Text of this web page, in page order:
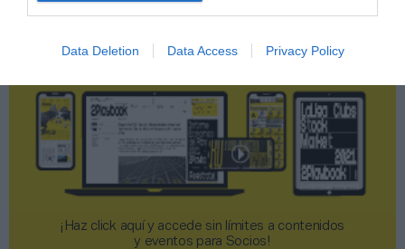
Data Deletion Data Access Privacy Policy
¡Haz click aquí y accede sin límites a contenidos
y eventos para Socios!​​​​​​​